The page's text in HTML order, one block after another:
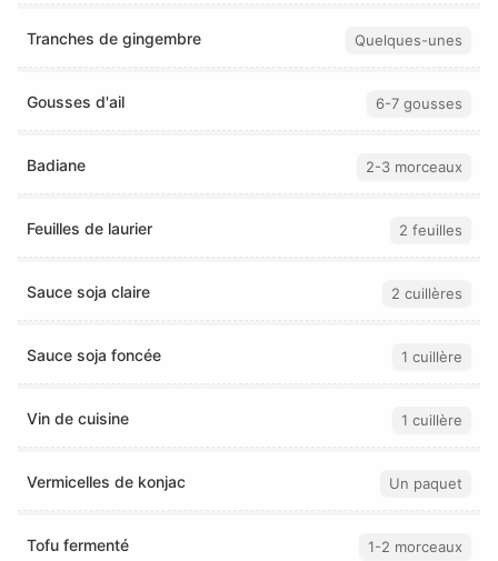
Tranches de gingembre Quelques-unes
Gousses d'ail 6-7 gousses
Badiane 2-3 morceaux
Feuilles de laurier 2 feuilles
Sauce soja claire 2 cuillères
Sauce soja foncée 1 cuillère
Vin de cuisine 1 cuillère
Vermicelles de konjac Un paquet
Tofu fermenté 1-2 morceaux